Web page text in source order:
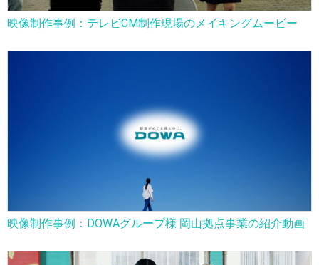
映像制作事例：テレビCM制作現場のメイキングムービー
映像制作事例：DOWAグループ様 岡山拠点事業の紹介動画